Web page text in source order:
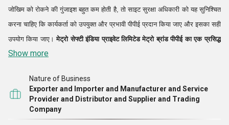
जोखिम को रोकने की गुंजाइश बहुत कम होती है, तो साइट सुरक्षा अधिकारी को यह सुनिश्चित
करना चाहिए कि कार्यकर्ता को उपयुक्त और प्रभावी पीपीई प्रदान किया जाए और इसका सही
उपयोग किया जाए।मेट्रो सेफ्टी इंडिया प्राइवेट लिमिटेड मेट्रो ब्रांड पीपीई का एक प्रसिद्ध
निर्माता (ओईएम)है जैसे सेफ्टी हेलमेट, फुल बॉडी हार्नेस/सेफ्टी बेल्ट, फ्लोरोसेंट रिफ्लेक्टिव
वाले उत्पादों के कारण, हमारे पास व्यापक ग्राहक हैं। हमारे कुछ नियमित ग्राहक भारतीय
रेलवे, मेट्रो रेलवे, एनटीपीसी, एवीवीएनएल, जेवीएनएल, ओमैक्स, बीसीसीएल, रिलायंस
इंफ्रा, एटीएस, अहलूवालिया कॉन्ट्रैक्ट्स, अंबुजा ग्रुप आदि हैं।
Show more
Nature of Business
Exporter and Importer and Manufacturer and Service
Provider and Distributor and Supplier and Trading
Company